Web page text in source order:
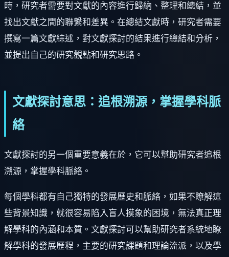
時，研究者需要對文獻的內容進行歸納、整理和總結，並
找出文獻之間的聯繫和差異。在總結文獻時，研究者需要
撰寫一篇文獻綜述，對文獻探討的結果進行總結和分析，
並提出自己的研究觀點和研究思路。
文獻探討意思：追根溯源，掌握學科脈
絡
文獻探討的另一個重要意義在於，它可以幫助研究者追根
溯源，掌握學科脈絡。
每個學科都有自己獨特的發展歷史和脈絡，如果不瞭解這
些背景知識，就很容易陷入盲人摸象的困境，無法真正理
解學科的內涵和本質。文獻探討可以幫助研究者系統地瞭
解學科的發展歷程，主要的研究課題和理論流派，以及學